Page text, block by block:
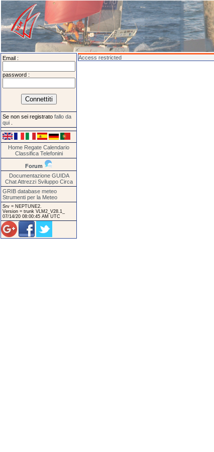
Email :
password :
Se non sei registrato fallo da
qui
Home Regate Calendario
Classifica Telefonini
Forum
Documentazione GUIDA
Chat Attrezzi Sviluppo Circa
GRIB database meteo
Strumenti per la Meteo
Srv = NEPTUNE2.
Version = trunk VLM2_V28.1_
07/14/20 08:00:45 AM UTC
Access restricted